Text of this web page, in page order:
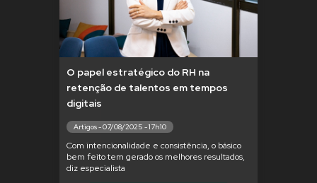
O papel estratégico do RH na
retenção de talentos em tempos
digitais
Artigos - 07/08/2025 - 17h10
Com intencionalidade e consistência, o básico
bem feito tem gerado os melhores resultados,
diz especialista